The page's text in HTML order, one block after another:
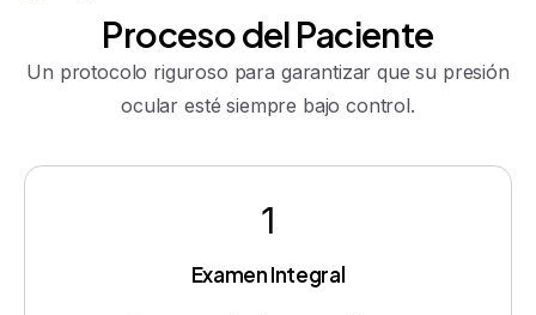
ProcesodelPaciente
Un protocolo riguroso para garantizar que su presión
ocular esté siempre bajo control.
1
Examen Integral